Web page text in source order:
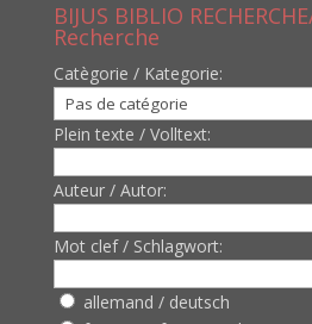
BIJUS BIBLIO
Recherche
Catègorie / Kategorie:
Plein texte / Volltext:
Auteur / Autor:
Mot clef / Schlagwort:
allemand / deutsch